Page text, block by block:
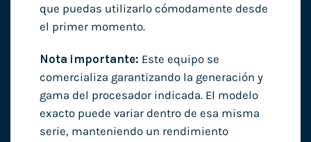
que puedas utilizarlo cómodamente desde
el primer momento.
Nota importante: Este equipo se
comercializa garantizando la generación y
gama del procesador indicada. El modelo
exacto puede variar dentro de esa misma
serie, manteniendo un rendimiento